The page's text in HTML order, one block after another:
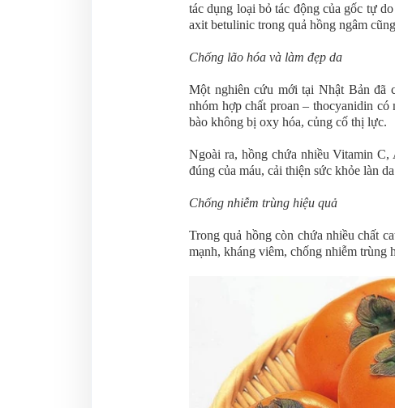
tác dụng loại bỏ tác động của gốc tự
axit betulinic trong quả hồng ngâm
Chống lão hóa và làm đẹp da
Một nghiên cứu mới tại Nhật Bản đã
nhóm hợp chất proan – thocyanidin
bào không bị oxy hóa, củng cố thị lực.
Ngoài ra, hồng chứa nhiều Vitamin C,
đúng của máu, cải thiện sức khỏe làn
Chống nhiễm trùng hiệu quả
Trong quả hồng còn chứa nhiều chất
mạnh, kháng viêm, chống nhiễm trùng